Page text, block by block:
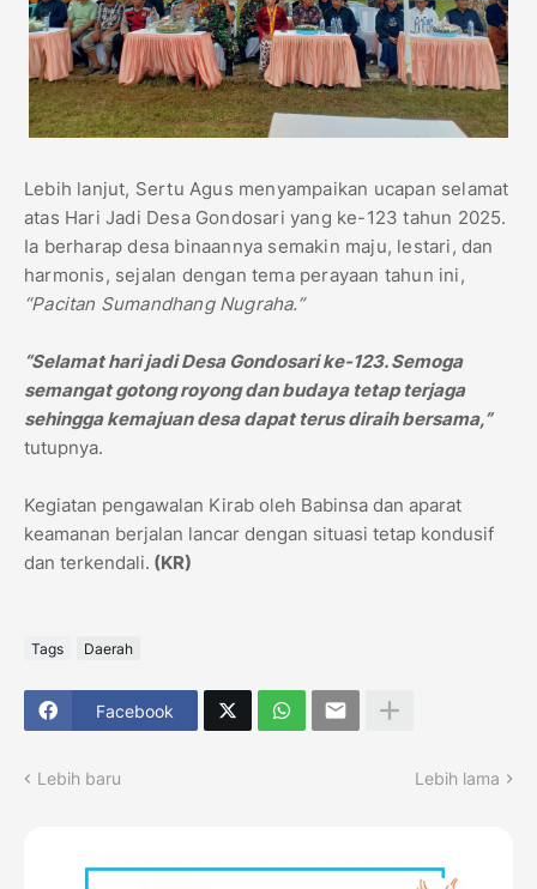
Lebih lanjut, Sertu Agus menyampaikan ucapan selamat
atas Hari Jadi Desa Gondosari yang ke-123 tahun 2025.
Ia berharap desa binaannya semakin maju, lestari, dan
harmonis, sejalan dengan tema perayaan tahun ini,
“Pacitan Sumandhang Nugraha.”
“Selamat hari jadi Desa Gondosari ke-123. Semoga
semangat gotong royong dan budaya tetap terjaga
sehingga kemajuan desa dapat terus diraih bersama,”
tutupnya.
Kegiatan pengawalan Kirab oleh Babinsa dan aparat
keamanan berjalan lancar dengan situasi tetap kondusif
dan terkendali. (KR)
Tags Daerah
Facebook
Lebih baru Lebih lama